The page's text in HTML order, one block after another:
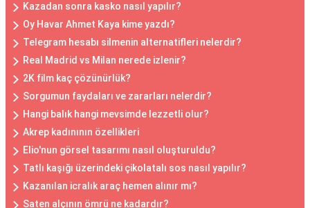
Kazadan sonra kasko nasıl yapılır?
Oy Havar Ahmet Kaya kime yazdı?
Telegram hesabı silmenin alternatifleri nelerdir?
Real Madrid vs Milan nerede izlenir?
2K film kaç çözünürlük?
Sorgumun faydaları ve zararları nelerdir?
Hangi balık hangi mevsimde lezzetli olur?
Akrep kadınının özellikleri
Elio'nun görsel tasarımı nasıl oluşturuldu?
Tatlı kaşığı üzerindeki çikolatalı sos nasıl yapılır?
Kazanılan icralık araç hemen alınır mı?
Saten alçının ömrü ne kadardır?